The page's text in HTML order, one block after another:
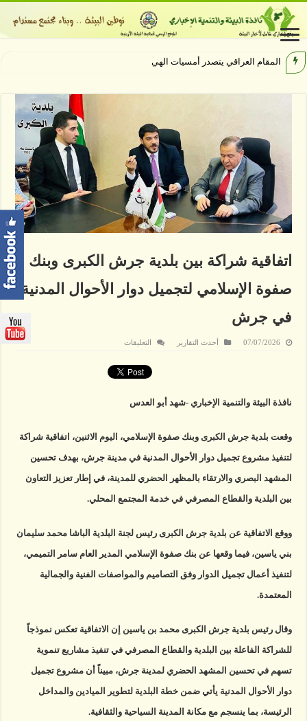
المقام العراقي يتصدر أمسيات الهيبودروم ف
اتفاقية شراكة بين بلدية جرش الكبرى وبنك
صفوة الإسلامي لتجميل دوار الأحوال المدنية
في جرش
07/07/2026 أحدث التقارير التعليقات
بين
بلدية
لتجميل
دوار
المدنية
جرش
مغلقة
نافذة البيئة والتنمية الإخباري -شهد أبو العدس
وقعت بلدية جرش الكبرى وبنك صفوة الإسلامي، اليوم الاثنين، اتفاقية شراكة
لتنفيذ مشروع تجميل دوار الأحوال المدنية في مدينة جرش، بهدف تحسين
المشهد البصري والارتقاء بالمظهر الحضري للمدينة، في إطار تعزيز التعاون
بين البلدية والقطاع المصرفي في خدمة المجتمع المحلي.
ووقع الاتفاقية عن بلدية جرش الكبرى رئيس لجنة البلدية الباشا محمد سليمان
بني ياسين، فيما وقعها عن بنك صفوة الإسلامي المدير العام سامر التميمي،
لتنفيذ أعمال تجميل الدوار وفق التصاميم والمواصفات الفنية والجمالية
المعتمدة.
وقال رئيس بلدية جرش الكبرى محمد بن ياسين إن الاتفاقية تعكس نموذجاً
للشراكة الفاعلة بين البلدية والقطاع المصرفي في تنفيذ مشاريع تنموية
تسهم في تحسين المشهد الحضري لمدينة جرش، مبيناً أن مشروع تجميل
دوار الأحوال المدنية يأتي ضمن خطة البلدية لتطوير الميادين والمداخل
الرئيسة، بما ينسجم مع مكانة المدينة السياحية والثقافية.